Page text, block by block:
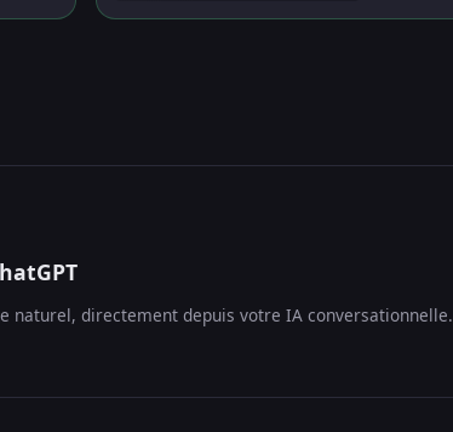
naturel, directement depuis votre IA conversationnelle.